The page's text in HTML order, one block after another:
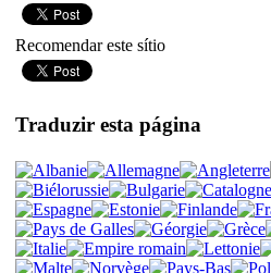
Recomendar este sítio
Traduzir esta página